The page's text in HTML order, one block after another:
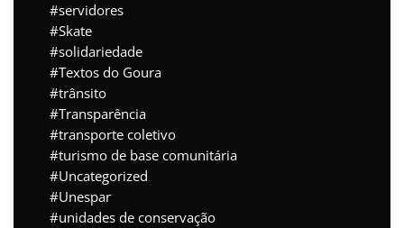
servidores
Skate
solidariedade
Textos do Goura
trânsito
Transparência
transporte coletivo
turismo de base comunitária
Uncategorized
Unespar
unidades de conservação